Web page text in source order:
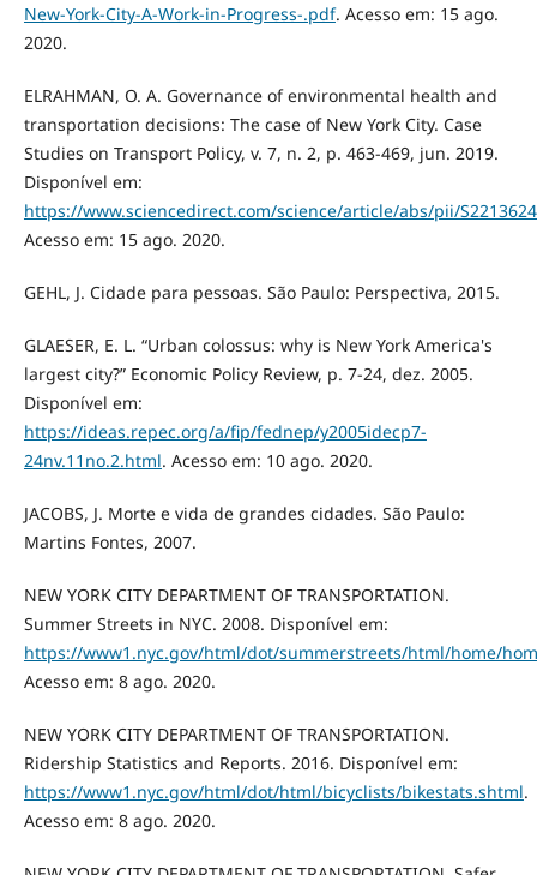
New-York-City-A-Work-in-Progress-.pdf. Acesso em: 15 ago.
2020.
ELRAHMAN, O. A. Governance of environmental health and
transportation decisions: The case of New York City. Case
Studies on Transport Policy, v. 7, n. 2, p. 463-469, jun. 2019.
Disponível em:
https://www.sciencedirect.com/science/article/abs/pii/
Acesso em: 15 ago. 2020.
GEHL, J. Cidade para pessoas. São Paulo: Perspectiva, 2015.
GLAESER, E. L. “Urban colossus: why is New York America's
largest city?” Economic Policy Review, p. 7-24, dez. 2005.
Disponível em:
https://ideas.repec.org/a/fip/fednep/y2005idecp7-
24nv.11no.2.html. Acesso em: 10 ago. 2020.
JACOBS, J. Morte e vida de grandes cidades. São Paulo:
Martins Fontes, 2007.
NEW YORK CITY DEPARTMENT OF TRANSPORTATION.
Summer Streets in NYC. 2008. Disponível em:
https://www1.nyc.gov/html/dot/summerstreets/html/home/
Acesso em: 8 ago. 2020.
NEW YORK CITY DEPARTMENT OF TRANSPORTATION.
Ridership Statistics and Reports. 2016. Disponível em:
https://www1.nyc.gov/html/dot/html/bicyclists/bikestats.shtml.
Acesso em: 8 ago. 2020.